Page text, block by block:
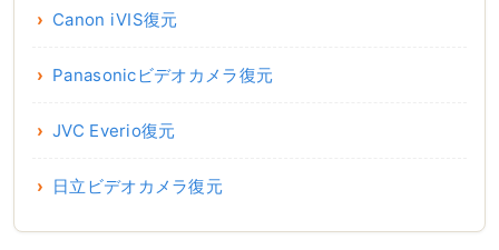
Canon iVIS復元
Panasonicビデオカメラ復元
JVC Everio復元
日立ビデオカメラ復元